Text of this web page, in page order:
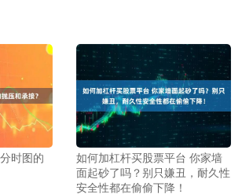
时图的
如何加杠杆买股票平台 你家墙
面起砂了吗？别只嫌丑，耐久性
安全性都在偷偷下降！